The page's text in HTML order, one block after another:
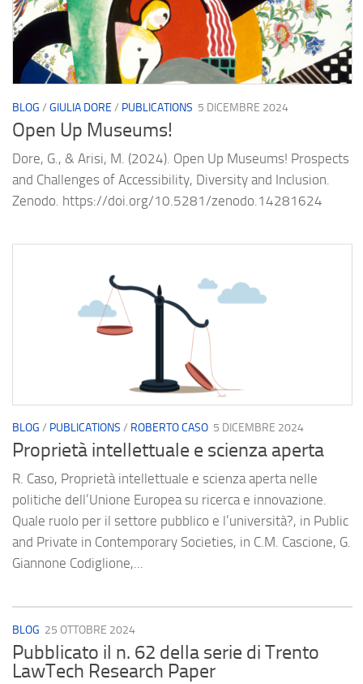
BLOG / GIULIA DORE / PUBLICATIONS 5 DICEMBRE 2024
Open Up Museums!
Dore, G., & Arisi, M. (2024). Open Up Museums! Prospects
and Challenges of Accessibility, Diversity and Inclusion.
Zenodo. https://doi.org/10.5281/zenodo.14281624
BLOG / PUBLICATIONS / ROBERTO CASO 5 DICEMBRE 2024
Proprietà intellettuale e scienza aperta
R. Caso, Proprietà intellettuale e scienza aperta nelle
politiche dell’Unione Europea su ricerca e innovazione.
Quale ruolo per il settore pubblico e l’università?, in Public
and Private in Contemporary Societies, in C.M. Cascione, G.
Giannone Codiglione,...
BLOG 25 OTTOBRE 2024
Pubblicato il n. 62 della serie di Trento
LawTech Research Paper